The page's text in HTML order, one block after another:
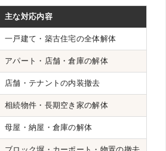
主な対応内容
一戸建て・築古住宅の全体解体
アパート・店舗・倉庫の解体
店舗・テナントの内装撤去
相続物件・長期空き家の解体
母屋・納屋・倉庫の解体